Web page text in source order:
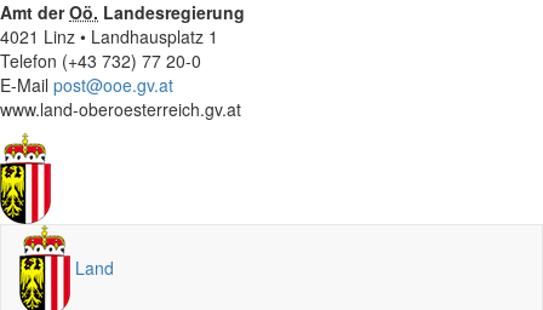
Amt derOö. Landesregierung
4021 Linz • Landhausplatz 1
Telefon (+43 732) 77 20-0
E-Mail post@ooe.gv.at
www.land-oberoesterreich.gv.at
Land